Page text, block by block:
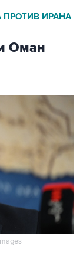
Оман
и